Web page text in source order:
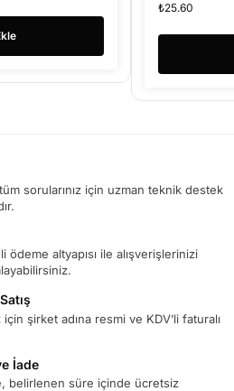
₺25.60
sorularınız için uzman teknik destek
ödeme altyapısı ile alışverişlerinizi
şirket adına resmi ve KDV’li faturalı
İade
belirlenen süre içinde ücretsiz